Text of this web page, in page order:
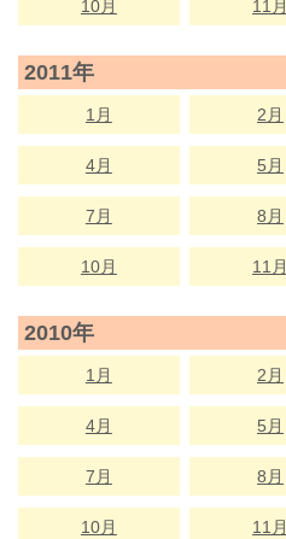
10月 11月
2011年
1月 2月
4月 5月
7月 8月
10月 11月
2010年
1月 2月
4月 5月
7月 8月
10月 11月